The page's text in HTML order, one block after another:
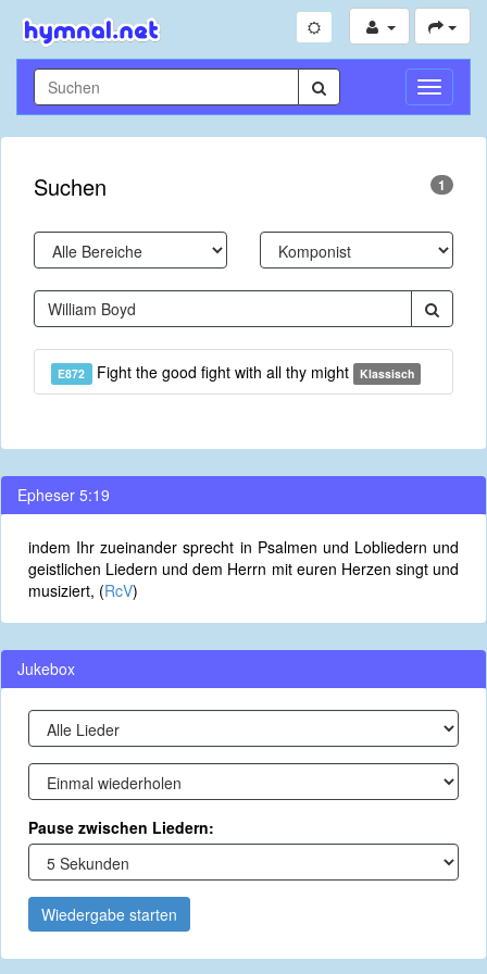
Suchen 1
E872 Fight the good fight with all thy might Klassisch
Epheser 5:19
indem Ihr zueinander sprecht in Psalmen und Lobliedern und
geistlichen Liedern und dem Herrn mit euren Herzen singt und
musiziert, (RcV)
Jukebox
Pause zwischen Liedern:
Wiedergabe starten